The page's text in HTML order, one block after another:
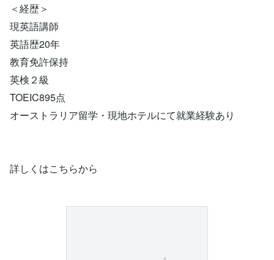
＜経歴＞
現英語講師
英語歴20年
教育免許保持
英検２級
TOEIC895点
オーストラリア留学・現地ホテルにて就業経験あり
詳しくはこちらから